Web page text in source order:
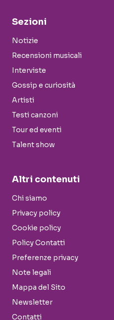
Sezioni
Notizie
Recensioni musicali
Interviste
Gossip e curiosità
Artisti
Testi canzoni
Tour ed eventi
Talent show
Altri contenuti
Chi siamo
Privacy policy
Cookie policy
Policy Contatti
Preferenze privacy
Note legali
Mappa del Sito
Newsletter
Contatti